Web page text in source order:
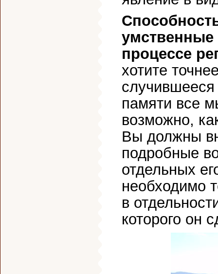
умственные
процессе
хотите
памяти все
возможно,
Вы должны
подробные
отдельных
необходимо
в
которого он